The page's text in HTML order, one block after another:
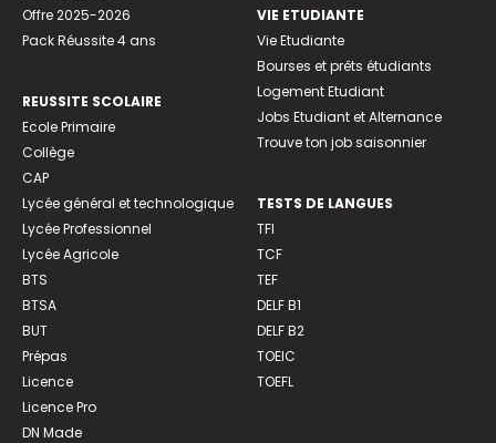
Offre 2025-2026
Pack Réussite 4 ans
REUSSITE SCOLAIRE
Ecole Primaire
Collège
CAP
Lycée général et technologique
Lycée Professionnel
Lycée Agricole
BTS
BTSA
BUT
Prépas
Licence
Licence Pro
DN Made
VIE ETUDIANTE
Vie Etudiante
Bourses et prêts étudiants
Logement Etudiant
Jobs Etudiant et Alternance
Trouve ton job saisonnier
TESTS DE LANGUES
TFI
TCF
TEF
DELF B1
DELF B2
TOEIC
TOEFL